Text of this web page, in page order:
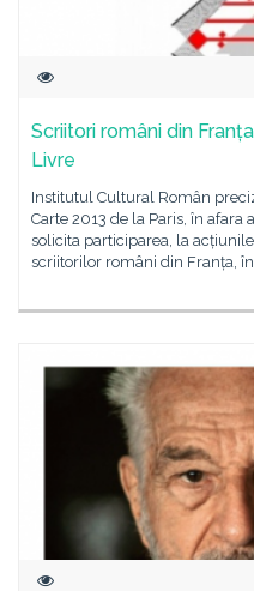
Scriitori români din
Livre
Institutul Cultural Român
Carte 2013 de la Paris, în
solicita participarea, la
scriitorilor români din Franța,